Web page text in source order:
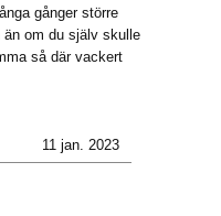
gånger större
än om du själv skulle
så där vackert
11 jan. 2023